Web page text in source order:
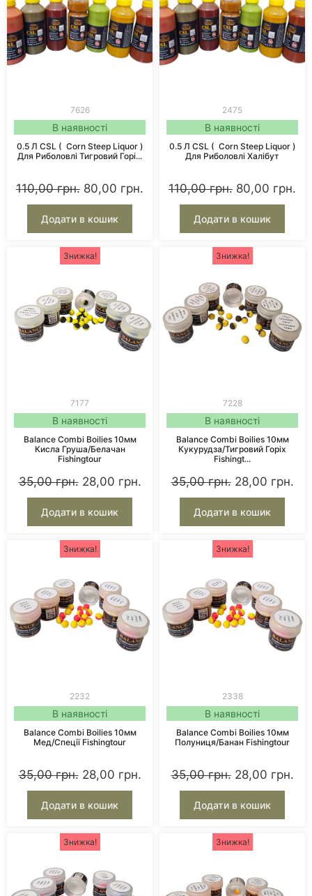
7626
В наявності
0.5 Л CSL ( Corn Steep Liquor )
Для Риболовлі Тигровий Горі...
110,00грн. 80,00 грн.
Додати в кошик
2475
В наявності
0.5 Л CSL ( Corn Steep Liquor )
Для Риболовлі Халібут
110,00грн. 80,00 грн.
Додати в кошик
Знижка!
7177
В наявності
Balance Combi Boilies 10мм
Кисла Груша/Белачан
Fishingtour
35,00грн. 28,00 грн.
Додати в кошик
Знижка!
7228
В наявності
Balance Combi Boilies 10мм
Кукурудза/Тигровий Горіх
Fishingt...
35,00грн. 28,00 грн.
Додати в кошик
Знижка!
2232
В наявності
Balance Combi Boilies 10мм
Мед/Спеції Fishingtour
35,00грн. 28,00 грн.
Додати в кошик
Знижка!
2338
В наявності
Balance Combi Boilies 10мм
Полуниця/Банан Fishingtour
35,00грн. 28,00 грн.
Додати в кошик
Знижка! Знижка!